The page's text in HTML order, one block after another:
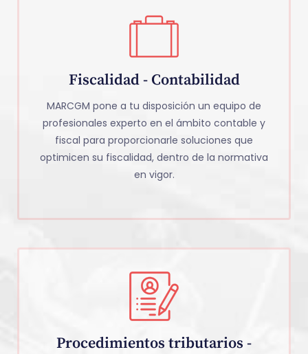
Fiscalidad - Contabilidad
MARCGM pone a tu disposición un equipo de
profesionales experto en el ámbito contable y
fiscal para proporcionarle soluciones que
optimicen su fiscalidad, dentro de la normativa
en vigor.
Procedimientos tributarios -